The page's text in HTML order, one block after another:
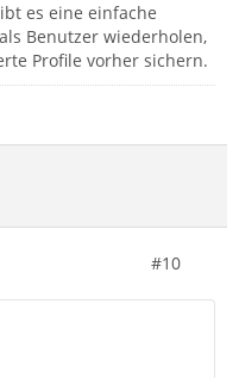
es eine einfache
Benutzer wiederholen,
Profile vorher sichern.
#10